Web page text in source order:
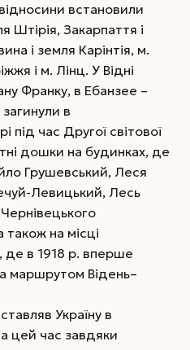
встановили
Штірія, Закарпаття і
і земля Карінтія, м.
і м. Лінц. У Відні
Франку, в Ебанзее –
в
під час Другої світової
дошки на будинках, де
Грушевський, Леся
Левицький, Лесь
на місці
в 1918 р. вперше
маршрутом Відень–
Україну в
цей час завдяки